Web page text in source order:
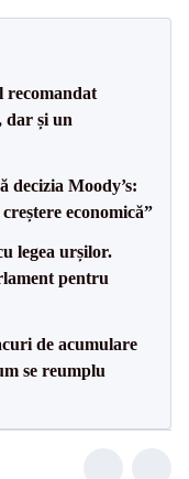
recomandat
dar și un
decizia Moody’s:
economică”
legea urșilor.
pentru
de acumulare
se reumplu